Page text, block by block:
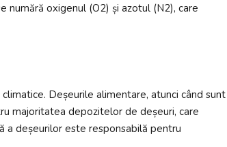
numără oxigenul (O2) și azotul (N2), care
Deșeurile alimentare, atunci când sunt
majoritatea depozitelor de deșeuri, care
a deșeurilor este responsabilă pentru